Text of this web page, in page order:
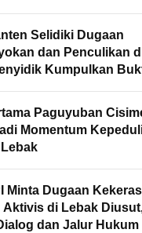
Selidiki Dugaan
dan Penculikan
Kumpulkan
Paguyuban
Momentum
Minta Dugaan
Aktivis di Lebak
dan Jalur Hukum